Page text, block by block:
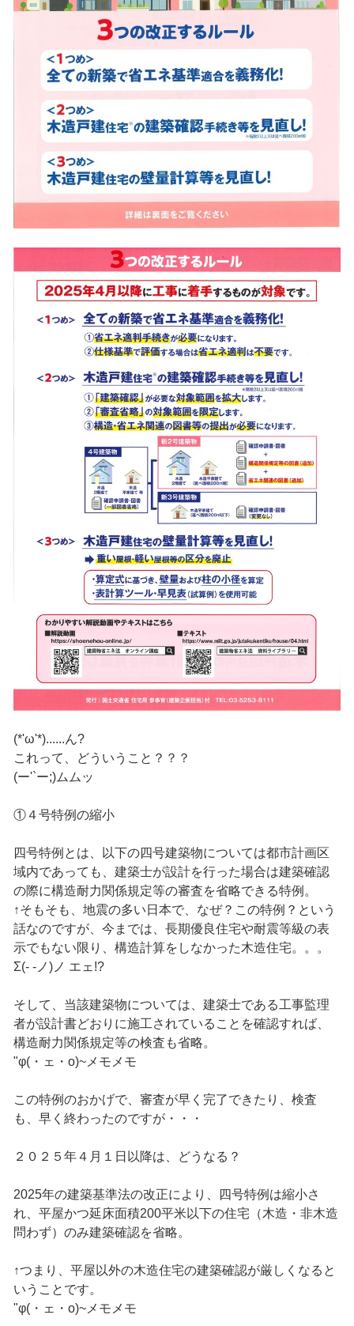
(*'ω'*)......ん?
これって、どういうこと？？？
(ー'`ー;)ムムッ
①４号特例の縮小
四号特例とは、以下の四号建築物については都市計画区
域内であっても、建築士が設計を行った場合は建築確認
の際に構造耐力関係規定等の審査を省略できる特例。
↑そもそも、地震の多い日本で、なぜ？この特例？という
話なのですが、今までは、長期優良住宅や耐震等級の表
示でもない限り、構造計算をしなかった木造住宅。。。
Σ(- -ノ)ノ エェ!?
そして、当該建築物については、建築士である工事監理
者が設計書どおりに施工されていることを確認すれば、
構造耐力関係規定等の検査も省略。
"φ(・ェ・o)~メモメモ
この特例のおかげで、審査が早く完了できたり、検査
も、早く終わったのですが・・・
２０２５年４月１日以降は、どうなる？
2025年の建築基準法の改正により、四号特例は縮小さ
れ、平屋かつ延床面積200平米以下の住宅（木造・非木造
問わず）のみ建築確認を省略。
↑つまり、平屋以外の木造住宅の建築確認が厳しくなると
いうことです。
"φ(・ェ・o)~メモメモ